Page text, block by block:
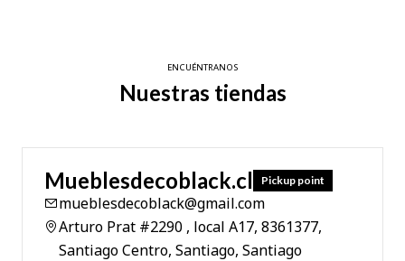
ENCUÉNTRANOS
Nuestras tiendas
Mueblesdecoblack.cl Pickup point
mueblesdecoblack@gmail.com
Arturo Prat #2290 , local A17, 8361377,
Santiago Centro, Santiago, Santiago